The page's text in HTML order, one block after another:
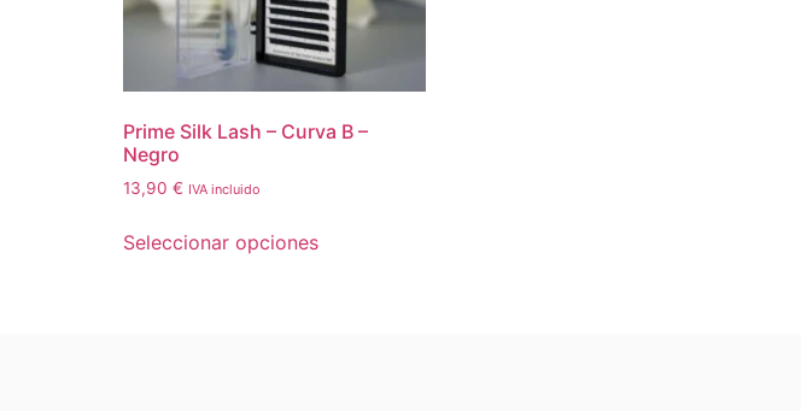
Prime Silk Lash – Curva B –
Negro
13,90 € IVA incluido
Seleccionar opciones